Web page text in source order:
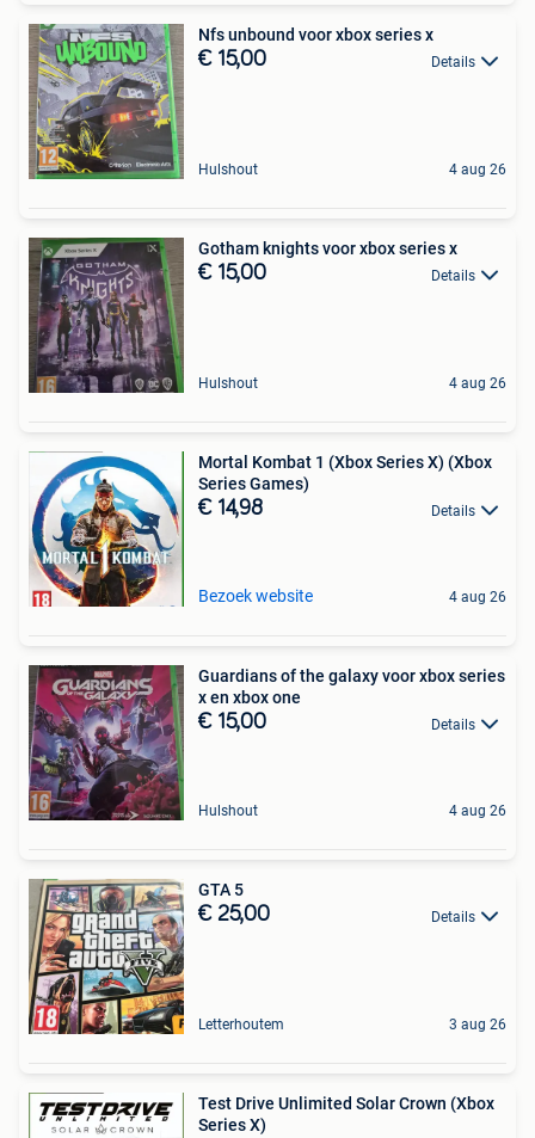
Nfs unbound voor xbox series x
€ 15,00 Details
Hulshout 4 aug 26
Gotham knights voor xbox series x
€ 15,00 Details
Hulshout 4 aug 26
Mortal Kombat 1 (Xbox Series X) (Xbox
Series Games)
€ 14,98 Details
Bezoek website 4 aug 26
Guardians of the galaxy voor xbox series
x en xbox one
€ 15,00 Details
Hulshout 4 aug 26
GTA 5
€ 25,00 Details
Letterhoutem 3 aug 26
Test Drive Unlimited Solar Crown (Xbox
Series X)